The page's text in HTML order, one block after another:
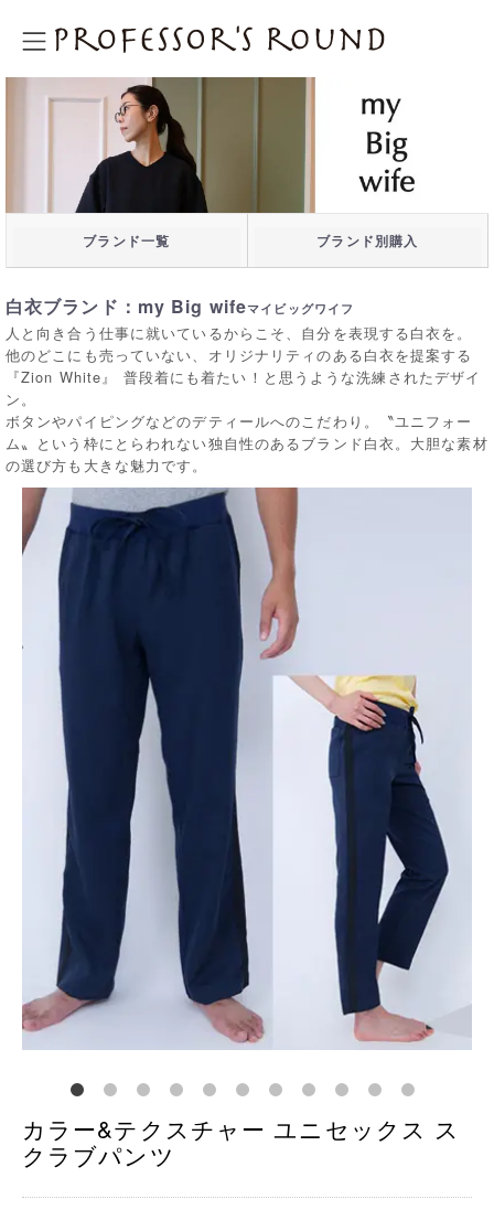
プロフェッサーズラウンド
ブランド一覧 ブランド別購入
白衣ブランド：my Big wifeマイビッグワイフ
人と向き合う仕事に就いているからこそ、自分を表現する白衣を。
他のどこにも売っていない、オリジナリティのある白衣を提案する
『Zion White』 普段着にも着たい！と思うような洗練されたデザイ
ン。
ボタンやパイピングなどのデティールへのこだわり。〝ユニフォー
ム〟という枠にとらわれない独自性のあるブランド白衣。大胆な素材
の選び方も大きな魅力です。
カラー&テクスチャー ユニセックス ス
クラブパンツ